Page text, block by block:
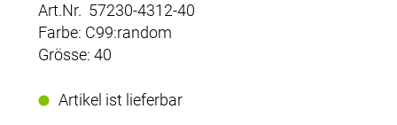
Art.Nr. 57230-4312-40
Farbe: C99:random
Grösse: 40
Artikel ist lieferbar